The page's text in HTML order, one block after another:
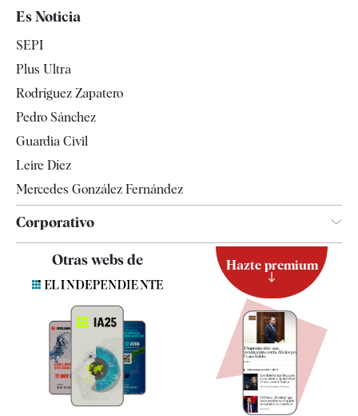
Televisión
Es Noticia
SEPI
Plus Ultra
Rodríguez Zapatero
Pedro Sánchez
Guardia Civil
Leire Díez
Mercedes González Fernández
Corporativo
Quiénes somos
Especificaciones
Otras webs de Hazte premium